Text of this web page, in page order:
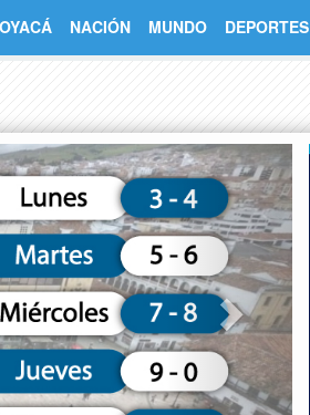
NACIÓN MUNDO DEPORTES
Next